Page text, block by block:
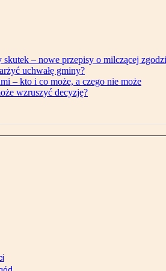
– nowe przepisy o milczącej
uchwałę gminy?
– kto i co może, a czego nie może
wzruszyć decyzję?